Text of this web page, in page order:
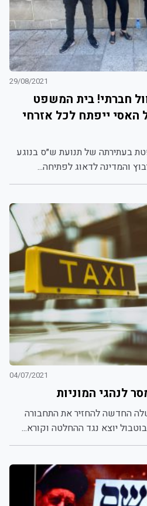
29/08/2021
חברתי! בית המשפט
האסי ייפתח לכל אזרחי
בעתירתה של תנועת ש״ס בנוגע
והמדינה לדאוג לפתיחה...
04/07/2021
לנהגי המוניות
החדשה להחזיר את התחבורה
יוצא נגד ההחלטה וקורא...